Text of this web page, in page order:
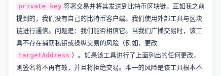
private key 签署交易并将其发送到比特币区块链。正如我之前
提到的，我们没有自己的比特币客户端。我们使用外部工具与区块
链进行通信。问题是：我们能否相信它。当我们广播交易时，该工
具不存在捕获私钥或操纵交易的风险（例如，更改
targetAddress ）。如果该工具进行了上面列出的任何更改，
则签名将不再有效，并且将拒绝交易。唯一的风险是该工具根本不